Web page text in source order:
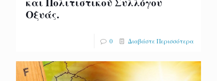
Οξυάς.
0 Διαβάστε Περισσότερα